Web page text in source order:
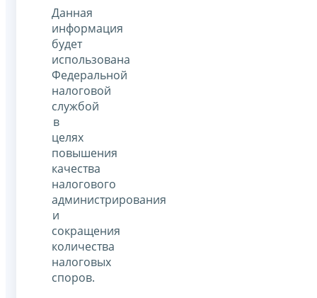
Данная
информация
будет
использована
Федеральной
налоговой
службой
в
целях
повышения
качества
налогового
администрирования
и
сокращения
количества
налоговых
споров.